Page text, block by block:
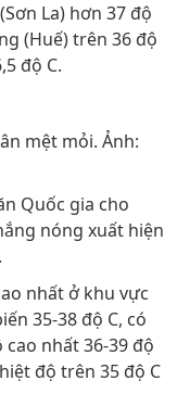
La) hơn 37 độ
(Huế) trên 36 độ
độ C.
mệt mỏi. Ảnh:
Quốc gia cho
nóng xuất hiện
nhất ở khu vực
35-38 độ C, có
nhất 36-39 độ
độ trên 35 độ C